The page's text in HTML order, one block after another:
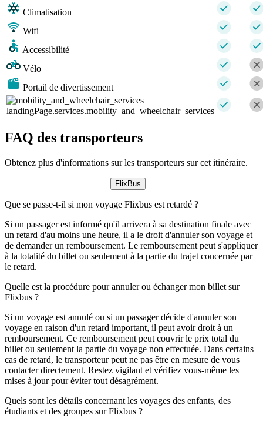
Climatisation
Wifi
Accessibilité
Vélo
Portail de divertissement
landingPage.services.mobility_and_wheelchair_services
FAQ des transporteurs
Obtenez plus d'informations sur les transporteurs sur cet itinéraire.
FlixBus
Que se passe-t-il si mon voyage Flixbus est retardé ?
Si un passager est informé qu'il arrivera à sa destination finale avec
un retard d'au moins une heure, il a le droit d'annuler son voyage et
de demander un remboursement. Le remboursement peut s'appliquer
à la totalité du billet ou seulement à la partie du trajet concernée par
le retard.
Quelle est la procédure pour annuler ou échanger mon billet sur
Flixbus ?
Si un voyage est annulé ou si un passager décide d'annuler son
voyage en raison d'un retard important, il peut avoir droit à un
remboursement. Ce remboursement peut couvrir le prix total du
billet ou seulement la partie du voyage non effectuée. Dans certains
cas de retard, le transporteur peut ne pas être en mesure de vous
contacter directement. Restez vigilant et vérifiez vous-même les
mises à jour pour éviter tout désagrément.
Quels sont les détails concernant les voyages des enfants, des
étudiants et des groupes sur Flixbus ?